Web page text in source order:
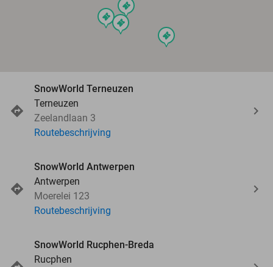
events
events
events
events
SnowWorld Terneuzen
Terneuzen
Zeelandlaan 3
Routebeschrijving
SnowWorld Antwerpen
Antwerpen
Moerelei 123
Routebeschrijving
SnowWorld Rucphen-Breda
Rucphen